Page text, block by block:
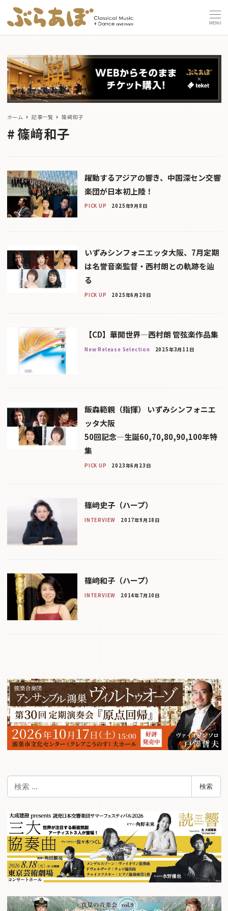
MENU
ホーム 記事一覧 篠﨑和子
篠﨑和子
躍動するアジアの響き、中国深セン交響
楽団が日本初上陸！
PICK UP 2025年9月8日
いずみシンフォニエッタ大阪、7月定期
は名誉音楽監督・西村朗との軌跡を辿
る
PICK UP 2025年6月20日
【CD】華開世界―西村朗 管弦楽作品集
New Release Selection 2025年3月11日
飯森範親（指揮） いずみシンフォニエ
ッタ大阪
50回記念—生誕60,70,80,90,100年特
集
PICK UP 2023年6月23日
篠﨑史子（ハープ）
INTERVIEW 2017年9月18日
篠﨑和子（ハープ）
INTERVIEW 2014年7月10日
検索